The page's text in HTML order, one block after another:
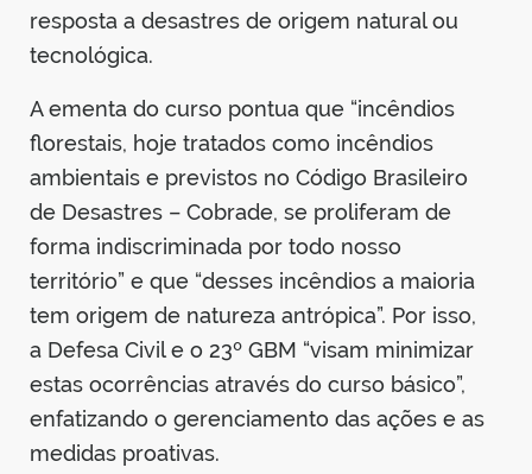
resposta a desastres de origem natural ou
tecnológica.
A ementa do curso pontua que “incêndios
florestais, hoje tratados como incêndios
ambientais e previstos no Código Brasileiro
de Desastres – Cobrade, se proliferam de
forma indiscriminada por todo nosso
território” e que “desses incêndios a maioria
tem origem de natureza antrópica”. Por isso,
a Defesa Civil e o 23º GBM “visam minimizar
estas ocorrências através do curso básico”,
enfatizando o gerenciamento das ações e as
medidas proativas.